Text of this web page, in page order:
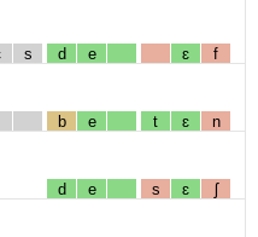
s d e ɛ f
b e t ɛ n
d e s ɛ ʃ